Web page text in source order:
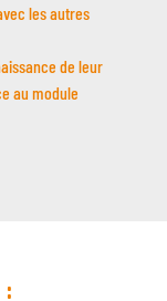
les autres
de leur
au module